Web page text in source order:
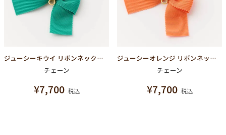
ジューシーキウイ リボンネックレスチェーン
チェーン
¥7,700 税込
ジューシーオレンジ リボンネックレスチェーン
チェーン
¥7,700 税込